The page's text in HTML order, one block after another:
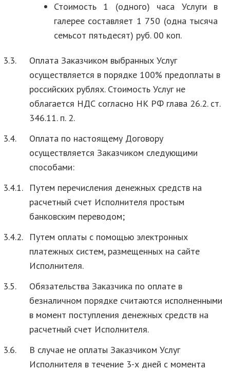
Стоимость 1 (одного) часа Услуги в
галерее составляет 1 750 (одна тысяча
семьсот пятьдесят) руб. 00 коп.
3.3.
Оплата Заказчиком выбранных Услуг
осуществляется в порядке 100% предоплаты в
российских рублях. Стоимость Услуг не
облагается НДС согласно НК РФ глава 26.2. ст.
346.11. п. 2.
3.4.
Оплата по настоящему Договору
осуществляется Заказчиком следующими
способами:
3.4.1.
Путем перечисления денежных средств на
расчетный счет Исполнителя простым
банковским переводом;
3.4.2.
Путем оплаты с помощью электронных
платежных систем, размещенных на сайте
Исполнителя.
3.5.
Обязательства Заказчика по оплате в
безналичном порядке считаются исполненными
в момент поступления денежных средств на
расчетный счет Исполнителя.
3.6.
В случае не оплаты Заказчиком Услуг
Исполнителя в течение 3-х дней с момента